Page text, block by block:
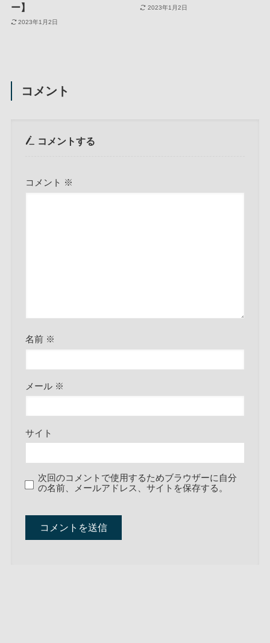
ー】
2023年1月2日
2023年1月2日
コメント
コメントする
コメント ※
名前 ※
メール ※
サイト
次回のコメントで使用するためブラウザーに自分
の名前、メールアドレス、サイトを保存する。